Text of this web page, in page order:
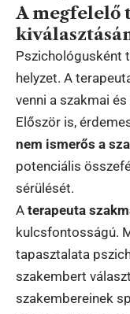
A megfelelő
Pszichológusként
helyzet. A
venni a szakmai
Először is,
nem ismerős a
potenciális
sérülését.
A terapeuta
kulcsfontosságú.
tapasztalata
szakembert
szakembereinek